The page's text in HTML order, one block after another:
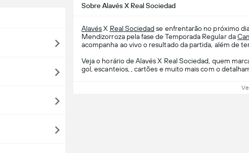
Sobre Alavés X Real Sociedad
AlavésX Real Sociedadse enfrentarão no próximo
Mendizorroza pela fase de Temporada Regular da
acompanha ao vivo o resultado da partida, além de
Veja o horário de Alavés X Real Sociedad, quem
gol, escanteios, , cartões e muito mais com o